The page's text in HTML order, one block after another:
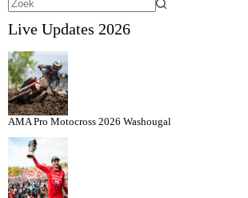
resultaten
Live Updates 2026
AMA Pro Motocross 2026 Washougal